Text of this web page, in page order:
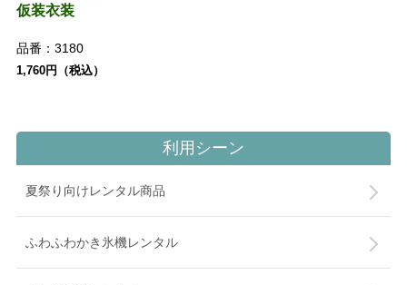
仮装衣装
品番： 3180
1,760円（税込）
利用シーン
夏祭り向けレンタル商品
ふわふわかき氷機レンタル